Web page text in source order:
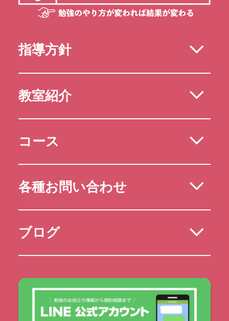
指導方針
教室紹介
コース
各種お問い合わせ
ブログ